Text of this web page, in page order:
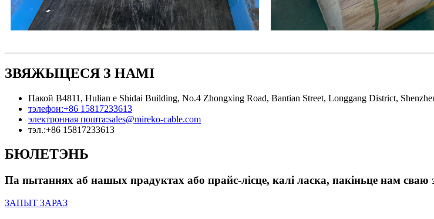
ЗВЯЖЫЦЕСЯ З НАМІ
Пакой B4811, Hulian e Shidai Building, No.4 Zhongxing Road, Bantian Street, Longgang District,
тэлефон:+86 15817233613
электронная пошта:sales@mireko-cable.com
тэл.:+86 15817233613
БЮЛЕТЭНЬ
Па пытаннях аб нашых прадуктах або прайс-лісце, калі ласка, пакіньце нам
ЗАПЫТ ЗАРАЗ